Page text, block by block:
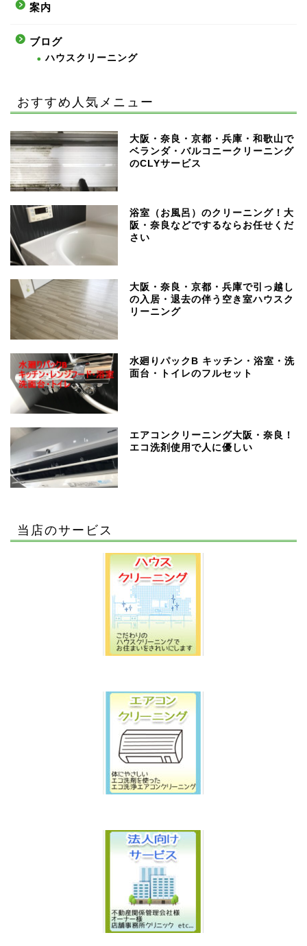
案内
ブログ
ハウスクリーニング
おすすめ人気メニュー
大阪・奈良・京都・兵庫・和歌山で
ベランダ・バルコニークリーニング
のCLYサービス
浴室（お風呂）のクリーニング！大
阪・奈良などでするならお任せくだ
さい
大阪・奈良・京都・兵庫で引っ越し
の入居・退去の伴う空き室ハウスク
リーニング
水廻りパックB キッチン・浴室・洗
面台・トイレのフルセット
エアコンクリーニング大阪・奈良！
エコ洗剤使用で人に優しい
当店のサービス